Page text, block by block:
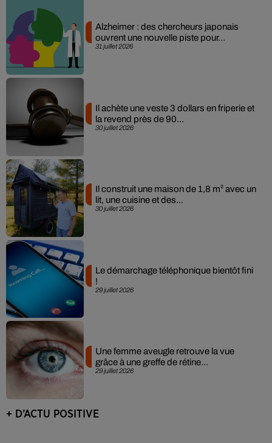
31 juillet 2026
Alzheimer : des chercheurs japonais
ouvrent une nouvelle piste pour...
30 juillet 2026
Il achète une veste 3 dollars en friperie et
la revend près de 90...
30 juillet 2026
Il construit une maison de 1,8 m² avec un
lit, une cuisine et des...
29 juillet 2026
Le démarchage téléphonique bientôt fini
!
29 juillet 2026
Une femme aveugle retrouve la vue
grâce à une greffe de rétine...
+ D’ACTU POSITIVE